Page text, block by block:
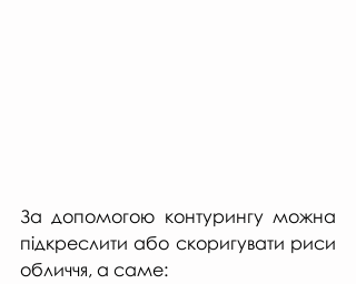
За допомогою контурингу можна
підкреслити або скоригувати риси
обличчя, а саме: